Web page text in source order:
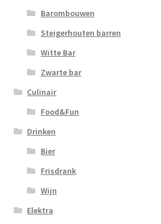
Barombouwen
Steigerhouten barren
Witte Bar
Zwarte bar
Culinair
Food&Fun
Drinken
Bier
Frisdrank
Wijn
Elektra